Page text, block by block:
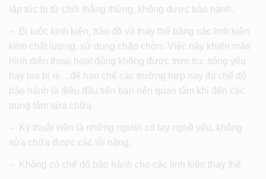
lập tức bị từ chối thẳng thừng, không được bảo hành.
– Bị luộc kinh kiện, tráo đồ và thay thế bằng các linh kiện
kém chất lượng, sử dụng chập chờn. Việc này khiến màn
hình điện thoại hoạt động không được trơn tru, sóng yếu
hay loa bị rè…để hạn chế các trường hợp này thì chế độ
bảo hành là điều đầu tiên bạn nên quan tâm khi đến các
trung tâm sửa chữa.
– Kỹ thuật viên là những người có tay nghề yếu, không
sửa chữa được các lỗi nặng.
– Không có chế độ bảo hành cho các linh kiện thay thế.